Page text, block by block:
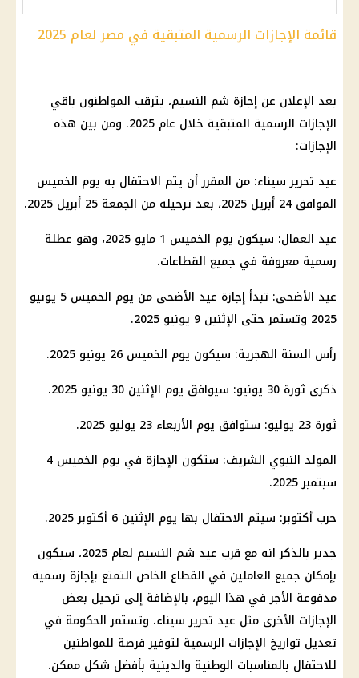
قائمة الإجازات الرسمية المتبقية في مصر لعام 2025
بعد الإعلان عن إجازة شم النسيم، يترقب المواطنون باقي
الإجازات الرسمية المتبقية خلال عام 2025. ومن بين هذه
الإجازات:
عيد تحرير سيناء: من المقرر أن يتم الاحتفال به يوم الخميس
الموافق 24 أبريل 2025، بعد ترحيله من الجمعة 25 أبريل 2025.
عيد العمال: سيكون يوم الخميس 1 مايو 2025، وهو عطلة
رسمية معروفة في جميع القطاعات.
عيد الأضحى: تبدأ إجازة عيد الأضحى من يوم الخميس 5 يونيو
2025 وتستمر حتى الإثنين 9 يونيو 2025.
رأس السنة الهجرية: سيكون يوم الخميس 26 يونيو 2025.
ذكرى ثورة 30 يونيو
: سيوافق يوم الإثنين 30 يونيو 2025.
ثورة 23 يوليو
: ستوافق يوم الأربعاء 23 يوليو 2025.
المولد النبوي الشريف: ستكون الإجازة
في يوم الخميس 4
سبتمبر 2025.
حرب أكتوبر: سيتم الاحتفال بها يوم الإثنين 6 أكتوبر 2025.
جدير بالذكر انه مع قرب عيد شم النسيم لعام 2025
، سيكون
بإمكان جميع العاملين في القطاع الخاص التمتع بإجازة رسمية
مدفوعة الأجر في هذا اليوم، بالإضافة إلى ترحيل بعض
الإجازات الأخرى مثل عيد تحرير سيناء. وتستمرالحكومة في
تعديل تواريخ الإجازات الرسمية لتوفير فرصة للمواطنين
للاحتفال بالمناسبات الوطنية والدينية بأفضل شكل ممكن.